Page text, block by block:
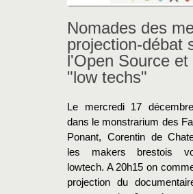
Nomades des
projection-débat
l'Open Source et
"low techs"
Le mercredi 17
dans le monstrarium des
Ponant, Corentin de
les makers brestois
lowtech. A 20h15 on
projection du